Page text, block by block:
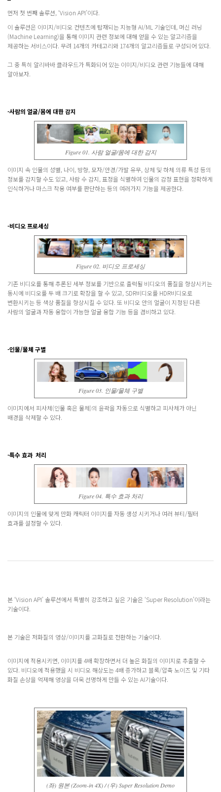
먼저 첫 번째 솔루션, ‘Vision API’이다.
이 솔루션은 이미지/비디오 컨텐츠에 탑재되는 지능형 AI/ML 기술인데, 머신 러닝
(Machine Learning)을 통해 이미지 관련 정보에 대해 얻을 수 있는 알고리즘을
제공하는 서비스이다. 무려 14개의 카테고리와 174개의 알고리즘들로 구성되어 있다.
그 중 특히 알리바바 클라우드가 특화되어 있는 이미지/비디오 관련 기능들에 대해
알아보자.
-사람의 얼굴/몸에 대한 감지
Figure 01. 사람 얼굴/몸에 대한 감지
이미지 속 인물의 성별, 나이, 방향, 모자/안경/가발 유무, 상체 및 하체 의류 특성 등의
정보를 감지할 수도 있고, 사람 수 감지, 표정을 식별하여 인물의 감정 표현을 정확하게
인식하거나 마스크 착용 여부를 판단하는 등의 여러가지 기능을 제공한다.
-비디오 프로세싱
Figure 02. 비디오 프로세싱
기존 비디오를 통해 추론된 세부 정보를 기반으로 출력될 비디오의 품질을 향상시키는
동시에 비디오를 두 배 크기로 확장을 할 수 있고, SDR비디오를 HDR비디오로
변환시키는 등 색상 품질을 향상시킬 수 있다. 또 비디오 안의 얼굴이 지정된 다른
사람의 얼굴과 자동 융합이 가능한 얼굴 융합 기능 등을 겸비하고 있다.
-인물/물체 구별
Figure 03. 인물/물체 구별
이미지에서 피사체(인물 혹은 물체)의 윤곽을 자동으로 식별하고 피사체가 아닌
배경을 삭제할 수 있다.
-특수 효과 처리
Figure 04. 특수 효과 처리
이미지의 인물에 맞게 만화 캐릭터 이미지를 자동 생성 시키거나 여러 뷰티/필터
효과를 설정할 수 있다.
본 ‘Vision API’ 솔루션에서 특별히 강조하고 싶은 기술은 ‘Super Resolution’이라는
기술이다.
본 기술은 저화질의 영상/이미지를 고화질로 전환하는 기술이다.
이미지에 적용시키면, 이미지를 4배 확장하면서 더 높은 화질의 이미지로 추출할 수
있다. 비디오에 적용했을 시 비디오 해상도는 4배 증가하고 블록/압축 노이즈 및 기타
화질 손상을 억제해 영상을 더욱 선명하게 만들 수 있는 AI기술이다.
(좌) 원본 (Zoom-in 4X) / (우) Super Resolution Demo